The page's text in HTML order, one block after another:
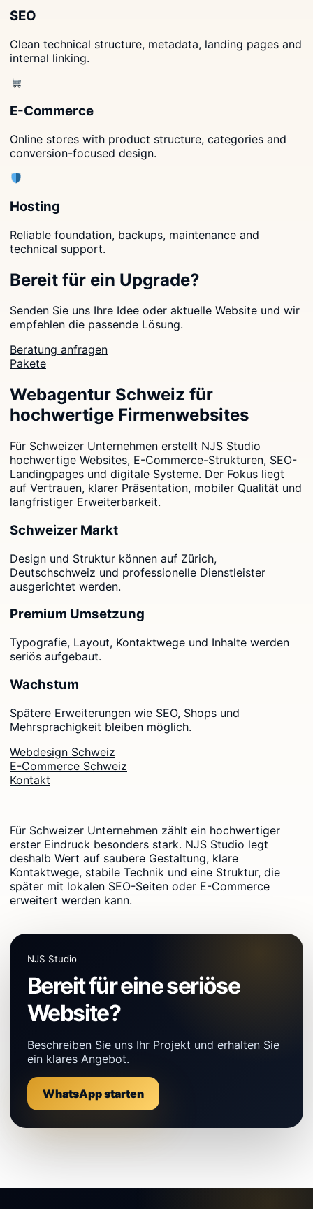
SEO
Clean technical structure, metadata, landing pages and
internal linking.
E-Commerce
Online stores with product structure, categories and
conversion-focused design.
Hosting
Reliable foundation, backups, maintenance and
technical support.
Bereit für ein Upgrade?
Senden Sie uns Ihre Idee oder aktuelle Website und wir
empfehlen die passende Lösung.
Beratung anfragen
Pakete
Webagentur Schweiz für
hochwertige Firmenwebsites
Für Schweizer Unternehmen erstellt NJS Studio
hochwertige Websites, E-Commerce-Strukturen, SEO-
Landingpages und digitale Systeme. Der Fokus liegt
auf Vertrauen, klarer Präsentation, mobiler Qualität und
langfristiger Erweiterbarkeit.
Schweizer Markt
Design und Struktur können auf Zürich,
Deutschschweiz und professionelle Dienstleister
ausgerichtet werden.
Premium Umsetzung
Typografie, Layout, Kontaktwege und Inhalte werden
seriös aufgebaut.
Wachstum
Spätere Erweiterungen wie SEO, Shops und
Mehrsprachigkeit bleiben möglich.
Webdesign Schweiz
E-Commerce Schweiz
Kontakt
Für Schweizer Unternehmen zählt ein hochwertiger
erster Eindruck besonders stark. NJS Studio legt
deshalb Wert auf saubere Gestaltung, klare
Kontaktwege, stabile Technik und eine Struktur, die
später mit lokalen SEO-Seiten oder E-Commerce
erweitert werden kann.
NJS Studio
Bereit für eine seriöse
Website?
Beschreiben Sie uns Ihr Projekt und erhalten Sie
ein klares Angebot.
WhatsApp starten